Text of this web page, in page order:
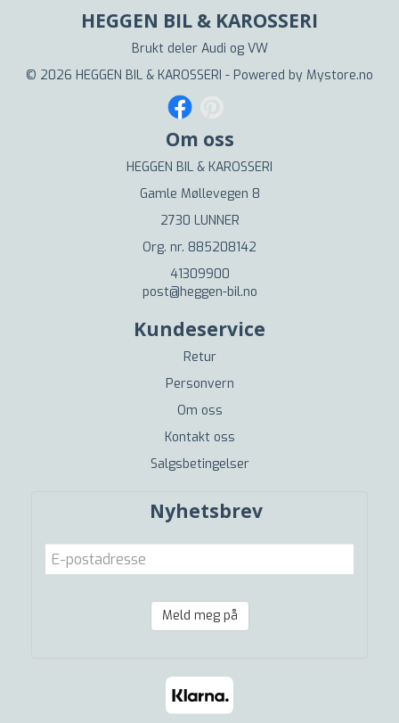
HEGGEN BIL & KAROSSERI
Brukt deler Audi og VW
© 2026 HEGGEN BIL & KAROSSERI - Powered by Mystore.no
Om oss
HEGGEN BIL & KAROSSERI
Gamle Møllevegen 8
2730 LUNNER
Org. nr. 885208142
41309900
post@heggen-bil.no
Kundeservice
Retur
Personvern
Om oss
Kontakt oss
Salgsbetingelser
Nyhetsbrev
Meld meg på